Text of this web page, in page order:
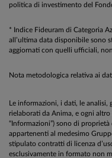
politica di investimento del
* Indice Fideuram di Categoria
all’ultima data disponibile sono
aggiornati con quelli ufficiali,
Nota metodologica relativa ai
Le informazioni, i dati, le analisi,
rielaborati da Anima, e ogni
“Informazioni”) sono di proprietà
appartenenti al medesimo
stipulato contratti di licenza
esclusivamente in formato non